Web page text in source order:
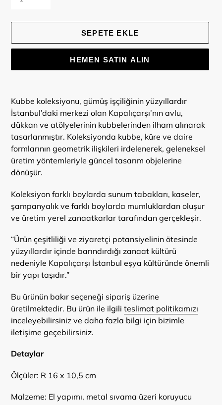
SEPETE EKLE
HEMEN SATIN ALIN
sepetinize
ekleniyor
Kubbe koleksiyonu, gümüş işçiliğinin yüzyıllardır
İstanbul’daki merkezi olan Kapalıçarşı’nın avlu,
dükkan ve atölyelerinin kubbelerinden ilham alınarak
tasarlanmıştır. Koleksiyonda kubbe, küre ve daire
formlarının geometrik ilişkileri irdelenerek, geleneksel
üretim yöntemleriyle güncel tasarım objelerine
dönüşür.
Koleksiyon farklı boylarda sunum tabakları, kaseler,
şampanyalık ve farklı boylarda mumluklardan oluşur
ve üretim yerel zanaatkarlar tarafından gerçekleşir.
“Ürün çeşitliliği ve ziyaretçi potansiyelinin ötesinde
yüzyıllardır içinde barındırdığı zanaat kültürü
nedeniyle Kapalıçarşı İstanbul eşya kültüründe önemli
bir yapı taşıdır.”
Bu ürünün bakır seçeneği sipariş üzerine
üretilmektedir. Bu ürün ile ilgili teslimat politikamızı
inceleyebilirsiniz ve daha fazla bilgi için bizimle
iletişime geçebilirsiniz.
Detaylar
Ölçüler: R 16 x 10,5 cm
Malzeme: El yapımı, metal sıvama üzeri koruyucu